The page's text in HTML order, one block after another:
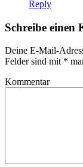
Reply
Schreibe einen
Deine E-Mail-
Felder sind mit *
Kommentar